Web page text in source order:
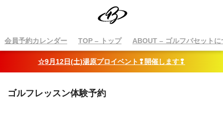
会員予約カレンダー TOP – トップ ABOUT – ゴルフバセットに
☆9月12日(土)湯原プロイベント❢開催します❢
ゴルフレッスン体験予約